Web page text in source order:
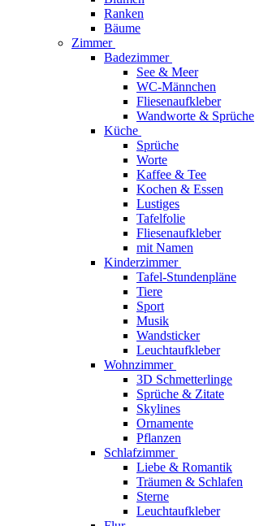
Ranken
Bäume
Zimmer
Badezimmer
See & Meer
WC-Männchen
Fliesenaufkleber
Wandworte & Sprüche
Küche
Sprüche
Worte
Kaffee & Tee
Kochen & Essen
Lustiges
Tafelfolie
Fliesenaufkleber
mit Namen
Kinderzimmer
Tafel-Stundenpläne
Tiere
Sport
Musik
Wandsticker
Leuchtaufkleber
Wohnzimmer
3D Schmetterlinge
Sprüche & Zitate
Skylines
Ornamente
Pflanzen
Schlafzimmer
Liebe & Romantik
Träumen & Schlafen
Sterne
Leuchtaufkleber